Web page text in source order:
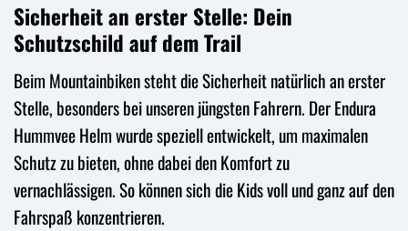
Sicherheit an erster Stelle: Dein
Schutzschild auf dem Trail
Beim Mountainbiken steht die Sicherheit natürlich an erster
Stelle, besonders bei unseren jüngsten Fahrern. Der Endura
Hummvee Helm wurde speziell entwickelt, um maximalen
Schutz zu bieten, ohne dabei den Komfort zu
vernachlässigen. So können sich die Kids voll und ganz auf den
Fahrspaß konzentrieren.